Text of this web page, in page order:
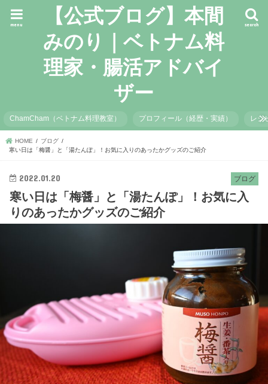
【公式ブログ】本間
みのり｜ベトナム料
理家・腸活アドバイ
ザー
search
menu
ChamCham（ベトナム料理教室） プロフィール（経歴・実績） レシ
HOME
ブログ
寒い日は「梅醤」と「湯たんぽ」！お気に入りのあったかグッズのご紹介
ブログ
2022.01.20
寒い日は「梅醤」と「湯たんぽ」！お気に入
りのあったかグッズのご紹介